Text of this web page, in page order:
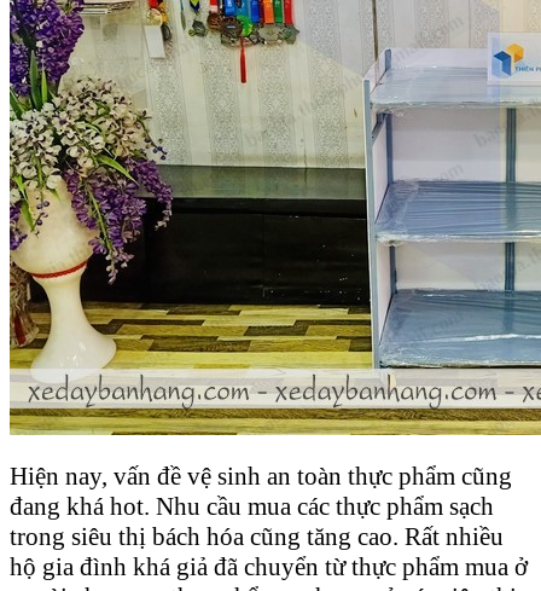
Hiện nay, vấn đề vệ sinh an toàn thực phẩm cũng
đang khá hot. Nhu cầu mua các thực phẩm sạch
trong siêu thị bách hóa cũng tăng cao. Rất nhiều
hộ gia đình khá giả đã chuyển từ thực phẩm mua ở